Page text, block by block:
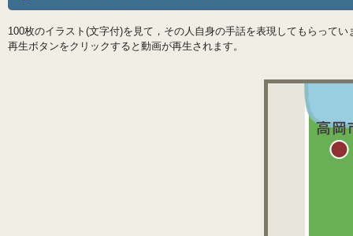
100枚のイラスト(文字付)を見て，その人自身の手話を表現してもらって
再生ボタンをクリックすると動画が再生されます。